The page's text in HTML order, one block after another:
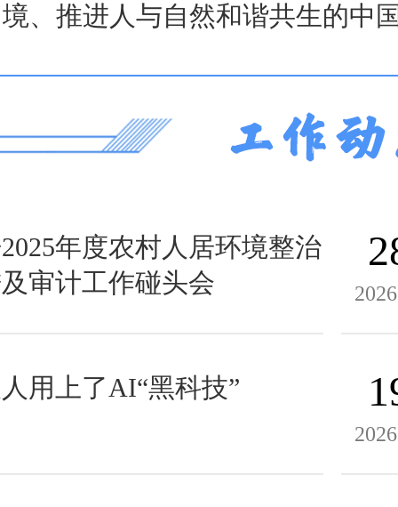
境、推进人与自然和谐共生的中
年度农村人居环境整治
审计工作碰头会
用上了AI“黑科技”